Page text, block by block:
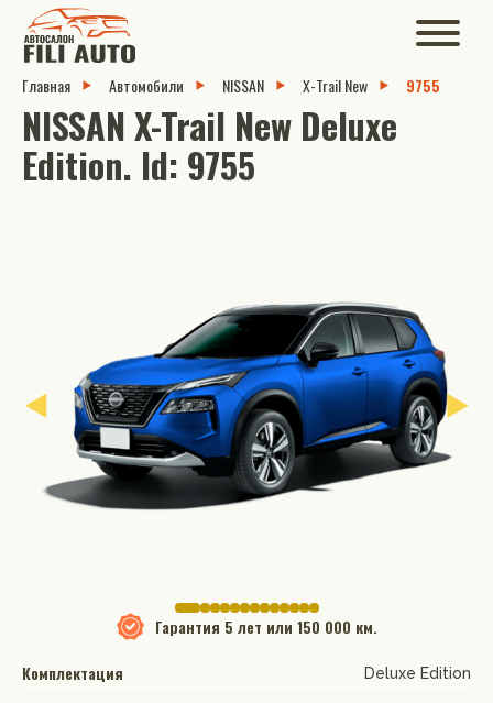
Главная Автомобили NISSAN X-Trail New 9755
NISSAN X-Trail New Deluxe
Edition. Id: 9755
Гарантия 5 лет или 150 000 км.
Комплектация
Deluxe Edition